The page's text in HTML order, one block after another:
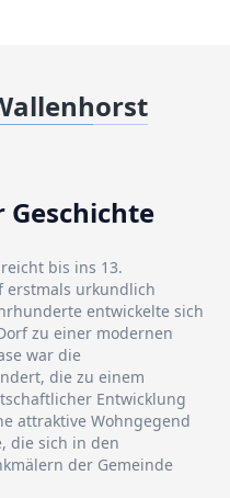
bis ins 13.
erstmals urkundlich
entwickelte sich
zu einer modernen
war die
die zu einem
Entwicklung
attraktive Wohngegend
die sich in den
der Gemeinde